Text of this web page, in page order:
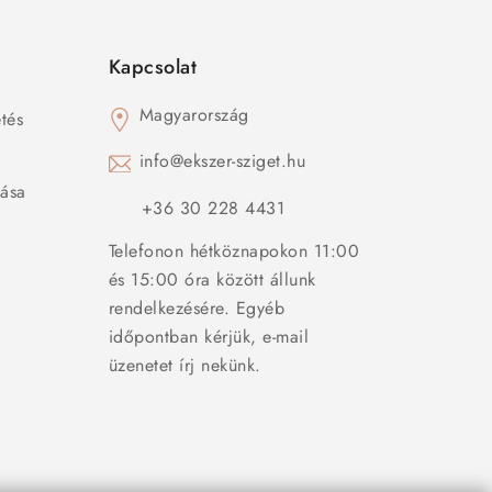
Kapcsolat
Magyarország
info@ekszer-sziget.hu
+36 30 228 4431
Telefonon hétköznapokon 11:00
és 15:00 óra között állunk
rendelkezésére. Egyéb
időpontban kérjük, e-mail
üzenetet írj nekünk.